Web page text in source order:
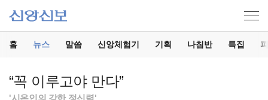
홈 뉴스 말씀 신앙체험기 기획 나침반 특집
“꼭 이루고야 만다”
'시온인의 강한 정신력'